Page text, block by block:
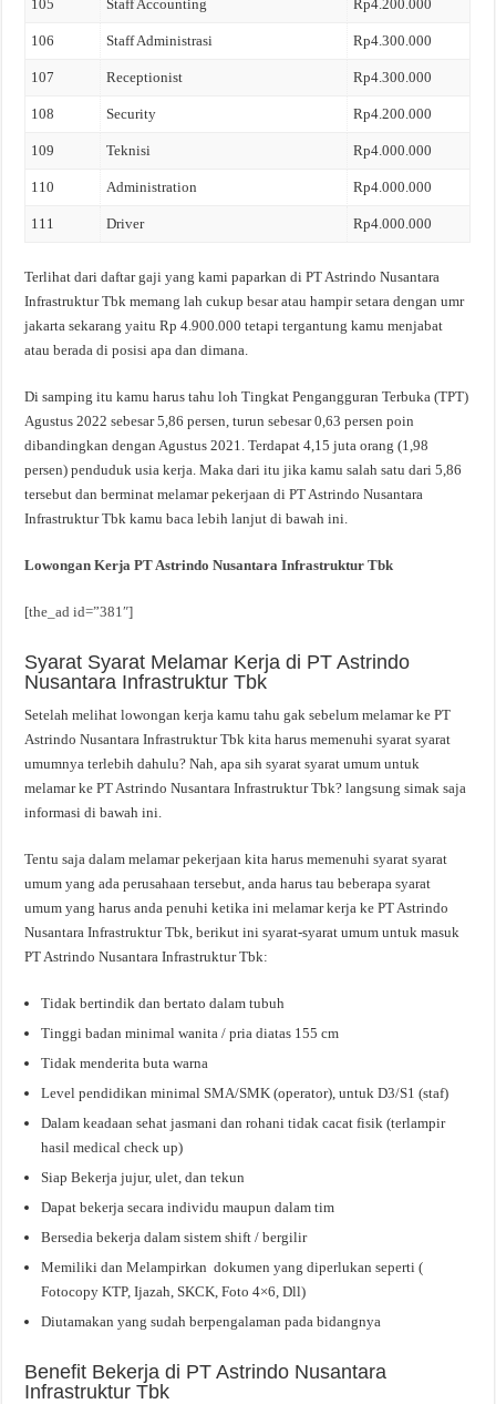
105 Staff Accounting Rp4.200.000
106 Staff Administrasi Rp4.300.000
107 Receptionist Rp4.300.000
108 Security Rp4.200.000
109 Teknisi Rp4.000.000
110 Administration Rp4.000.000
111 Driver Rp4.000.000
Terlihat dari daftar gaji yang kami paparkan di PT Astrindo Nusantara
Infrastruktur Tbk memang lah cukup besar atau hampir setara dengan umr
jakarta sekarang yaitu Rp 4.900.000 tetapi tergantung kamu menjabat
atau berada di posisi apa dan dimana.
Di samping itu kamu harus tahu loh Tingkat Pengangguran Terbuka (TPT)
Agustus 2022 sebesar 5,86 persen, turun sebesar 0,63 persen poin
dibandingkan dengan Agustus 2021. Terdapat 4,15 juta orang (1,98
persen) penduduk usia kerja. Maka dari itu jika kamu salah satu dari 5,86
tersebut dan berminat melamar pekerjaan di PT Astrindo Nusantara
Infrastruktur Tbk kamu baca lebih lanjut di bawah ini.
Lowongan Kerja PT Astrindo Nusantara Infrastruktur Tbk
[the_ad id=”381″]
Syarat Syarat Melamar Kerja di PT Astrindo
Nusantara Infrastruktur Tbk
Setelah melihat lowongan kerja kamu tahu gak sebelum melamar ke PT
Astrindo Nusantara Infrastruktur Tbk kita harus memenuhi syarat syarat
umumnya terlebih dahulu? Nah, apa sih syarat syarat umum untuk
melamar ke PT Astrindo Nusantara Infrastruktur Tbk? langsung simak saja
informasi di bawah ini.
Tentu saja dalam melamar pekerjaan kita harus memenuhi syarat syarat
umum yang ada perusahaan tersebut, anda harus tau beberapa syarat
umum yang harus anda penuhi ketika ini melamar kerja ke PT Astrindo
Nusantara Infrastruktur Tbk, berikut ini syarat-syarat umum untuk masuk
PT Astrindo Nusantara Infrastruktur Tbk:
Tidak bertindik dan bertato dalam tubuh
Tinggi badan minimal wanita / pria diatas 155 cm
Tidak menderita buta warna
Level pendidikan minimal SMA/SMK (operator), untuk D3/S1 (staf)
Dalam keadaan sehat jasmani dan rohani tidak cacat fisik (terlampir
hasil medical check up)
Siap Bekerja jujur, ulet, dan tekun
Dapat bekerja secara individu maupun dalam tim
Bersedia bekerja dalam sistem shift / bergilir
Memiliki dan Melampirkan dokumen yang diperlukan seperti (
Fotocopy KTP, Ijazah, SKCK, Foto 4×6, Dll)
Diutamakan yang sudah berpengalaman pada bidangnya
Benefit Bekerja di PT Astrindo Nusantara
Infrastruktur Tbk